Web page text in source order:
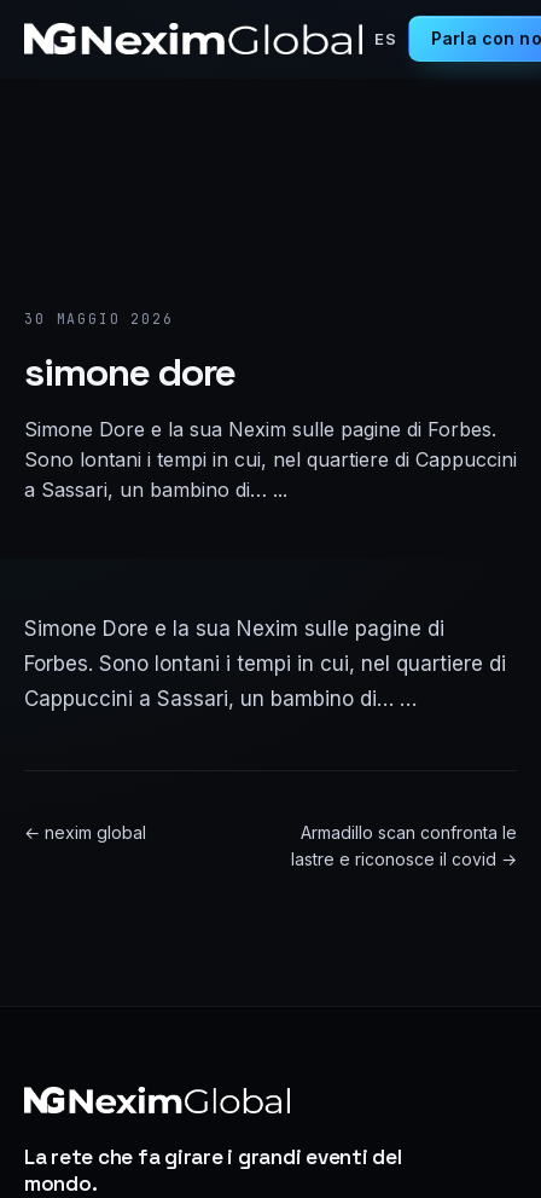
ES Parla con
30 MAGGIO 2026
simone dore
Simone Dore e la sua Nexim sulle pagine di Forbes.
Sono lontani i tempi in cui, nel quartiere di Cappuccini
a Sassari, un bambino di… ...
Simone Dore e la sua Nexim sulle pagine di
Forbes. Sono lontani i tempi in cui, nel quartiere di
Cappuccini a Sassari, un bambino di… …
← nexim global
Armadillo scan confronta le
lastre e riconosce il covid →
La rete che fa girare i grandi eventi del
mondo.